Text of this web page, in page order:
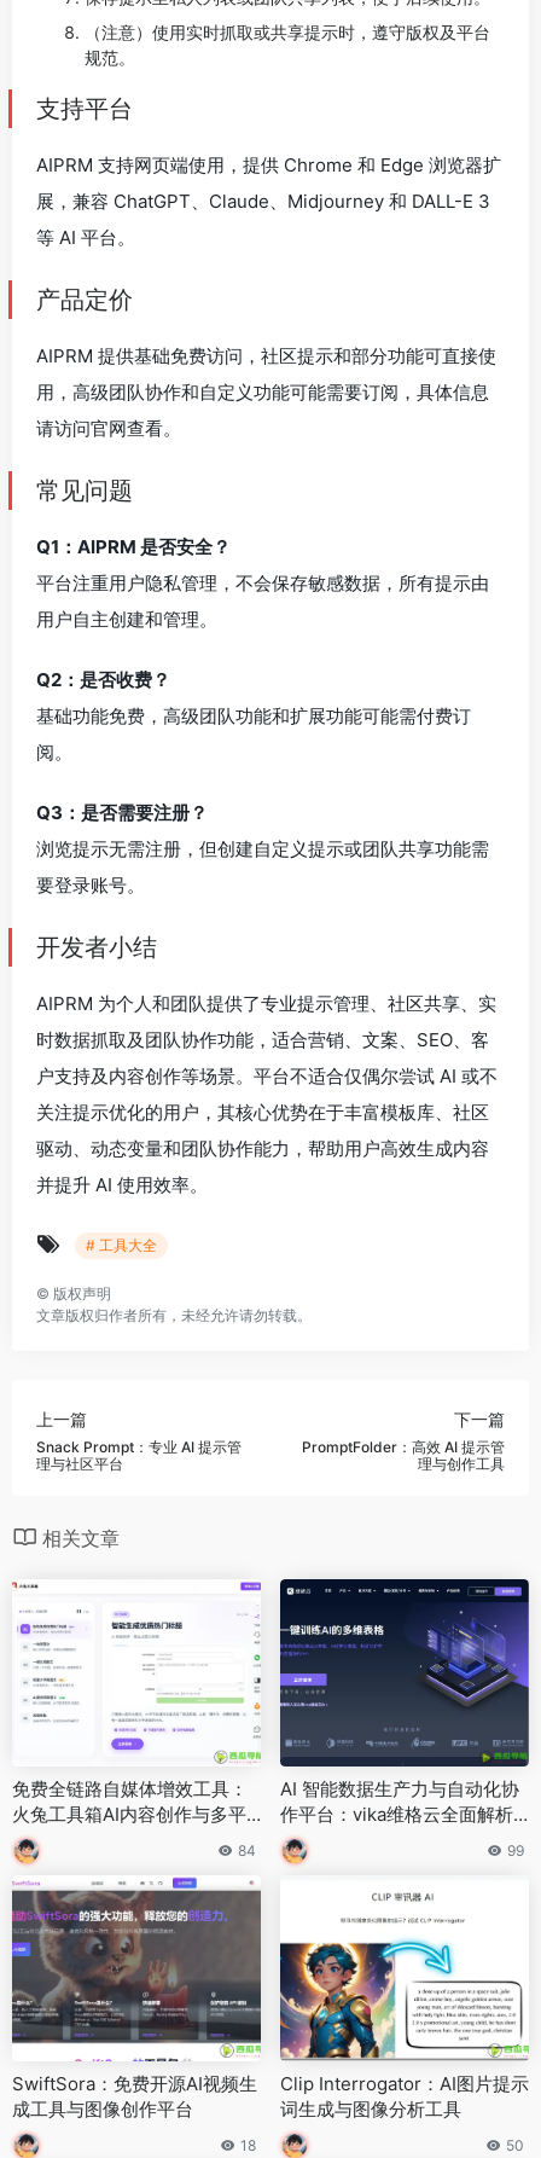
（注意）使用实时抓取或共享提示时，遵守版权及平台
规范。
支持平台
AIPRM 支持网页端使用，提供 Chrome 和 Edge 浏览器扩
展，兼容 ChatGPT、Claude、Midjourney 和 DALL-E 3
等 AI 平台。
产品定价
AIPRM 提供基础免费访问，社区提示和部分功能可直接使
用，高级团队协作和自定义功能可能需要订阅，具体信息
请访问官网查看。
常见问题
Q1：AIPRM 是否安全？
平台注重用户隐私管理，不会保存敏感数据，所有提示由
用户自主创建和管理。
Q2：是否收费？
基础功能免费，高级团队功能和扩展功能可能需付费订
阅。
Q3：是否需要注册？
浏览提示无需注册，但创建自定义提示或团队共享功能需
要登录账号。
开发者小结
AIPRM 为个人和团队提供了专业提示管理、社区共享、实
时数据抓取及团队协作功能，适合营销、文案、SEO、客
户支持及内容创作等场景。平台不适合仅偶尔尝试 AI 或不
关注提示优化的用户，其核心优势在于丰富模板库、社区
驱动、动态变量和团队协作能力，帮助用户高效生成内容
并提升 AI 使用效率。
# 工具大全
© 版权声明
文章版权归作者所有，未经允许请勿转载。
上一篇
Snack Prompt：专业 AI 提示管
理与社区平台
下一篇
PromptFolder：高效 AI 提示管
理与创作工具
相关文章
免费全链路自媒体增效工具：
火兔工具箱AI内容创作与多平
台运营详解
84
AI 智能数据生产力与自动化协
作平台：vika维格云全面解析
与使用指南
99
SwiftSora：免费开源AI视频生
成工具与图像创作平台
18
Clip Interrogator：AI图片提示
词生成与图像分析工具
50